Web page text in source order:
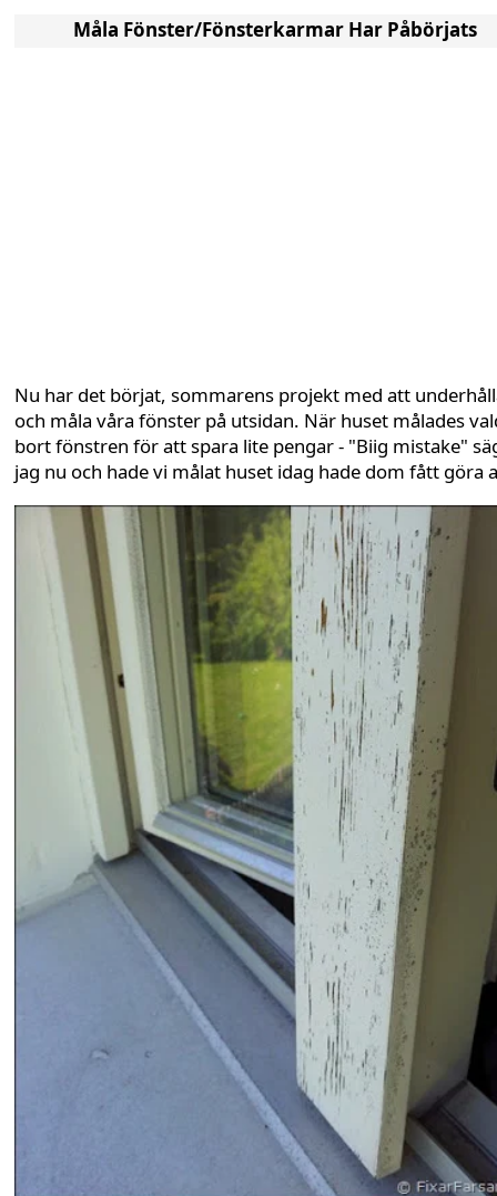
Måla Fönster/Fönsterkarmar Har Påbörjats
Nu har det börjat, sommarens projekt med att
och måla våra fönster på utsidan. När huset målades
bort fönstren för att spara lite pengar - "Biig mistake"
jag nu och hade vi målat huset idag hade dom fått göra